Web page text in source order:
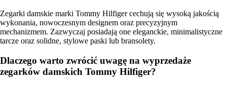
Zegarki damskie marki Tommy Hilfiger cechują się wysoką jakością
wykonania, nowoczesnym designem oraz precyzyjnym
mechanizmem. Zazwyczaj posiadają one eleganckie, minimalistyczne
tarcze oraz solidne, stylowe paski lub bransolety.
Dlaczego warto zwrócić uwagę na wyprzedaże
zegarków damskich Tommy Hilfiger?